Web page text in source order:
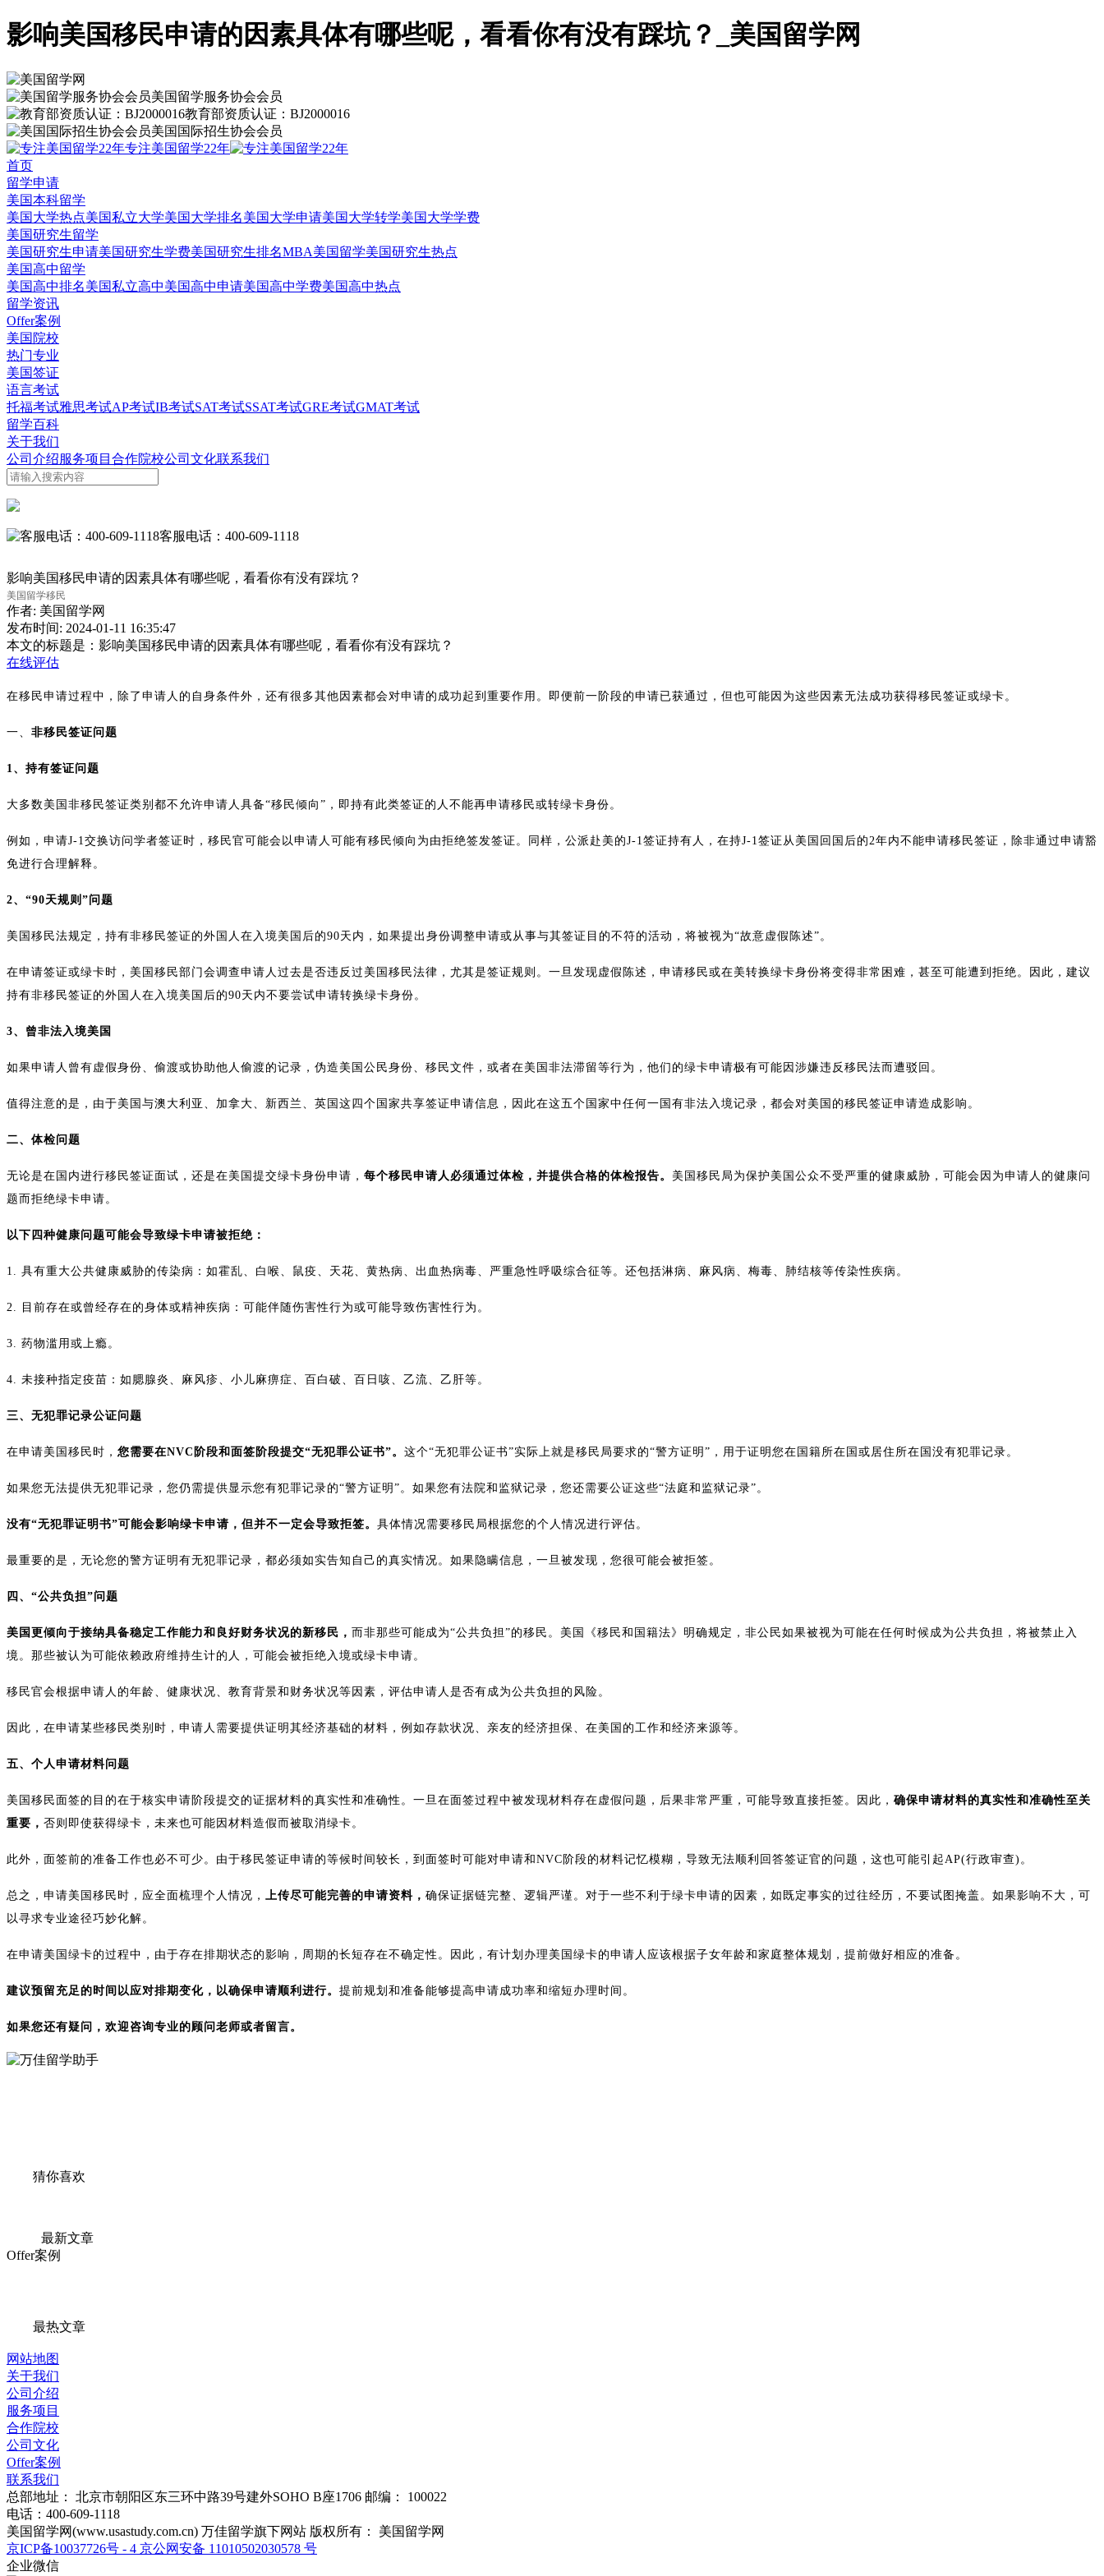
影响美国移民申请的因素具体有哪些呢，看看你有没有踩坑？_美国留学网
美国留学服务协会会员
教育部资质认证：BJ2000016
美国国际招生协会会员
专注美国留学22年
首页
留学申请
美国本科留学
美国大学热点美国私立大学美国大学排名美国大学申请美国大学转学美国大学学费
美国研究生留学
美国研究生申请美国研究生学费美国研究生排名MBA美国留学美国研究生热点
美国高中留学
美国高中排名美国私立高中美国高中申请美国高中学费美国高中热点
留学资讯
Offer案例
美国院校
热门专业
美国签证
语言考试
托福考试雅思考试AP考试IB考试SAT考试SSAT考试GRE考试GMAT考试
留学百科
关于我们
公司介绍服务项目 合作院校公司文化联系我们
客服电话：400-609-1118
影响美国移民申请的因素具体有哪些呢，看看你有没有踩坑？
美国留学移民
作者: 美国留学网
发布时间: 2024-01-11 16:35:47
本文的标题是： 影响美国移民申请的因素具体有哪些呢，看看你有没有踩坑？
在线评估
在移民申请过程中，除了申请人的自身条件外，还有很多其他因素都会对申请的成功起到重要作用。即便前一阶段的申请已获通过，但也可能因为这些因素无法成功获得移民签证或绿卡。
一、 非移民签证问题
1、持有签证问题
大多数美国非移民签证类别都不允许申请人具备“移民倾向”，即持有此类签证的人不能再申请移民或转绿卡身份。
例如，申请J-1交换访问学者签证时，移民官可能会以申请人可能有移民倾向为由拒绝签发签证。同样，公派赴美的J-1签证持有人，在持J-1签证从美国回国后的2年内不能申请移民签证，除非通过申请豁
免进行合理解释。
2、“90天规则”问题
美国移民法规定，持有非移民签证的外国人在入境美国后的90天内，如果提出身份调整申请或从事与其签证目的不符的活动，将被视为“故意虚假陈述”。
在申请签证或绿卡时，美国移民部门会调查申请人过去是否违反过美国移民法律，尤其是签证规则。一旦发现虚假陈述，申请移民或在美转换绿卡身份将变得非常困难，甚至可能遭到拒绝。因此，建议
持有非移民签证的外国人在入境美国后的90天内不要尝试申请转换绿卡身份。
3、曾非法入境美国
如果申请人曾有虚假身份、偷渡或协助他人偷渡的记录，伪造美国公民身份、移民文件，或者在美国非法滞留等行为，他们的绿卡申请极有可能因涉嫌违反移民法而遭驳回。
值得注意的是，由于美国与澳大利亚、加拿大、新西兰、英国这四个国家共享签证申请信息，因此在这五个国家中任何一国有非法入境记录，都会对美国的移民签证申请造成影响。
二、体检问题
无论是在国内进行移民签证面试，还是在美国提交绿卡身份申请， 每个移民申请人必须通过体检，并提供合格的体检报告。 美国移民局为保护美国公众不受严重的健康威胁，可能会因为申请人的健康问
题而拒绝绿卡申请。
以下四种健康问题可能会导致绿卡申请被拒绝：
1. 具有重大公共健康威胁的传染病：如霍乱、白喉、鼠疫、天花、黄热病、出血热病毒、严重急性呼吸综合征等。还包括淋病、麻风病、梅毒、肺结核等传染性疾病。
2. 目前存在或曾经存在的身体或精神疾病：可能伴随伤害性行为或可能导致伤害性行为。
3. 药物滥用或上瘾。
4. 未接种指定疫苗：如腮腺炎、麻风疹、小儿麻痹症、百白破、百日咳、乙流、乙肝等。
三、无犯罪记录公证问题
在申请美国移民时， 您需要在NVC阶段和面签阶段提交“无犯罪公证书”。 这个“无犯罪公证书”实际上就是移民局要求的“警方证明”，用于证明您在国籍所在国或居住所在国没有犯罪记录。
如果您无法提供无犯罪记录，您仍需提供显示您有犯罪记录的“警方证明”。如果您有法院和监狱记录，您还需要公证这些“法庭和监狱记录”。
没有“无犯罪证明书”可能会影响绿卡申请，但并不一定会导致拒签。 具体情况需要移民局根据您的个人情况进行评估。
最重要的是，无论您的警方证明有无犯罪记录，都必须如实告知自己的真实情况。如果隐瞒信息，一旦被发现，您很可能会被拒签。
四、“公共负担”问题
美国更倾向于接纳具备稳定工作能力和良好财务状况的新移民， 而非那些可能成为“公共负担”的移民。美国《移民和国籍法》明确规定，非公民如果被视为可能在任何时候成为公共负担，将被禁止入
境。那些被认为可能依赖政府维持生计的人，可能会被拒绝入境或绿卡申请。
移民官会根据申请人的年龄、健康状况、教育背景和财务状况等因素，评估申请人是否有成为公共负担的风险。
因此，在申请某些移民类别时，申请人需要提供证明其经济基础的材料，例如存款状况、亲友的经济担保、在美国的工作和经济来源等。
五、个人申请材料问题
美国移民面签的目的在于核实申请阶段提交的证据材料的真实性和准确性。一旦在面签过程中被发现材料存在虚假问题，后果非常严重，可能导致直接拒签。因此， 确保申请材料的真实性和准确性至关
重要， 否则即使获得绿卡，未来也可能因材料造假而被取消绿卡。
此外，面签前的准备工作也必不可少。由于移民签证申请的等候时间较长，到面签时可能对申请和NVC阶段的材料记忆模糊，导致无法顺利回答签证官的问题，这也可能引起AP(行政审查)。
总之，申请美国移民时，应全面梳理个人情况， 上传尽可能完善的申请资料， 确保证据链完整、逻辑严谨。对于一些不利于绿卡申请的因素，如既定事实的过往经历，不要试图掩盖。如果影响不大，可
以寻求专业途径巧妙化解。
在申请美国绿卡的过程中，由于存在排期状态的影响，周期的长短存在不确定性。因此，有计划办理美国绿卡的申请人应该根据子女年龄和家庭整体规划，提前做好相应的准备。
建议预留充足的时间以应对排期变化，以确保申请顺利进行。 提前规划和准备能够提高申请成功率和缩短办理时间。
如果您还有疑问，欢迎咨询专业的顾问老师或者留言。
猜你喜欢
最新文章
Offer案例
最热文章
网站地图
关于我们
公司介绍
服务项目
合作院校
公司文化
Offer案例
联系我们
总部地址： 北京市朝阳区东三环中路39号建外SOHO B座1706 邮编： 100022
电话： 400-609-1118
美国留学网(www.usastudy.com.cn) 万佳留学旗下网站 版权所有： 美国留学网
京ICP备10037726号 - 4 京公网安备 11010502030578 号
企业微信